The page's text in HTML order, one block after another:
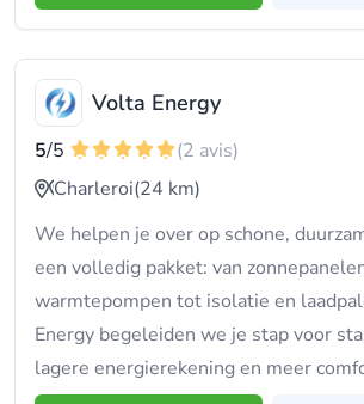
Volta Energy
5/5
(2 avis)
Charleroi(24 km)
We helpen je over op schone,
een volledig pakket: van
warmtepompen tot isolatie en
Energy begeleiden we je stap voor
lagere energierekening en meer